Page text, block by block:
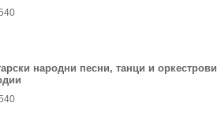
народни песни, танци и оркестрови